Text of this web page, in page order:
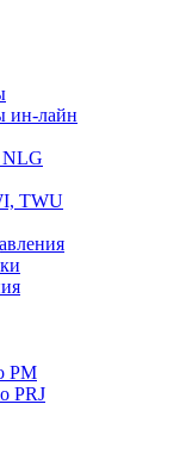
ин-лайн
NLG
TWU
PM
PRJ